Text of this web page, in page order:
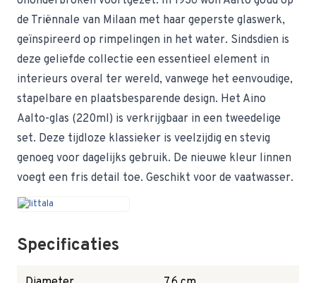
de Triënnale van Milaan met haar geperste glaswerk,
geïnspireerd op rimpelingen in het water. Sindsdien is
deze geliefde collectie een essentieel element in
interieurs overal ter wereld, vanwege het eenvoudige,
stapelbare en plaatsbesparende design. Het Aino
Aalto-glas (220ml) is verkrijgbaar in een tweedelige
set. Deze tijdloze klassieker is veelzijdig en stevig
genoeg voor dagelijks gebruik. De nieuwe kleur linnen
voegt een fris detail toe. Geschikt voor de vaatwasser.
Specificaties